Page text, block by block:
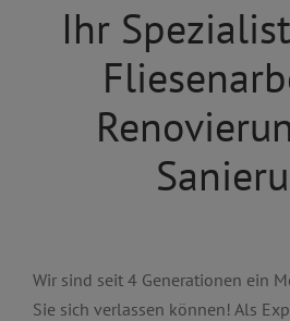
Ihr
Wir sind seit 4 Generationen ein
Sie sich verlassen können! Als